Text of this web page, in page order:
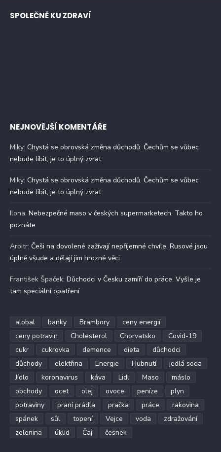
SPOLEČNĚ KU ZDRAVÍ
NEJNOVĚJŠÍ KOMENTÁŘE
Miky: Chystá se obrovská změna důchodů. Čechům se vůbec
nebude líbit, je to úplný zvrat
Miky: Chystá se obrovská změna důchodů. Čechům se vůbec
nebude líbit, je to úplný zvrat
Ilona: Nebezpečné maso v českých supermarketech. Takto ho
poznáte
Arbitr: Češi na dovolené zažívají nepříjemné chvíle. Rusové jsou
úplně všude a dělají jim hrozné věci
František Špaček: Důchodci v Česku zamíří do práce. Vyšle je
tam speciální opatření
alobal banky Brambory
ceny energií
ceny potravin
Cholesterol Chorvatsko
Covid-19
cukr
cukrovka demence dieta
důchodci
důchody
elektřina Energie Hubnutí
jedlá soda
Jídlo
koronavirus káva Lidl Maso
máslo
obchody
ocet olej ovoce peníze
plyn
potraviny
praní prádla pračka práce
rakovina
spánek
sůl topení Vejce voda
zdražování
zelenina
úklid Čaj česnek